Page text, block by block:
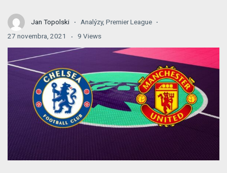
Jan Topolski Analýzy, Premier League
27 novembra, 2021
9 Views